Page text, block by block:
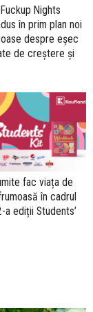
Nights
în prim plan noi
despre eșec
de creștere și
fac viața de
în cadrul
ediții Students’